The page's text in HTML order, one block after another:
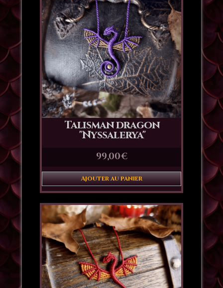
Talisman dragon
"Nyssalerya"
99,00€
Ajouter au panier